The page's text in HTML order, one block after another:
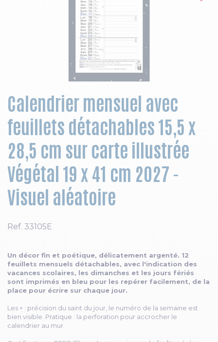
Calendrier mensuel avec
feuillets détachables 15,5 x
28,5 cm sur carte illustrée
Végétal 19 x 41 cm 2027 -
Visuel aléatoire
Ref. 33105E
Un décor fin et poétique, délicatement argenté. 12
feuillets mensuels détachables, avec l'indication des
vacances scolaires, les dimanches et les jours fériés
sont imprimés en bleu pour les repérer facilement, de la
place pour écrire sur chaque jour.
Les + : précision du saint du jour, le numéro de la semaine est
bien visible. Pratique : la perforation pour accrocher le
calendrier au mur.